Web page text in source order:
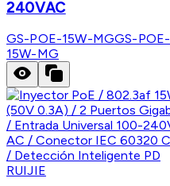
240VAC
GS-POE-15W-MGGS-POE-
15W-MG
RUIJIE